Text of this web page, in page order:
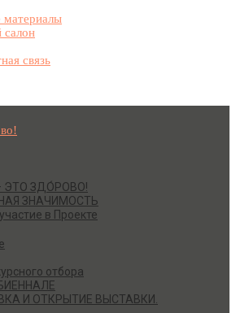
материалы
салон
связь
ЭТО ЗДО́РОВО!
ЗНАЧИМОСТЬ
в Проекте
отбора
И ОТКРЫТИЕ ВЫСТАВКИ.